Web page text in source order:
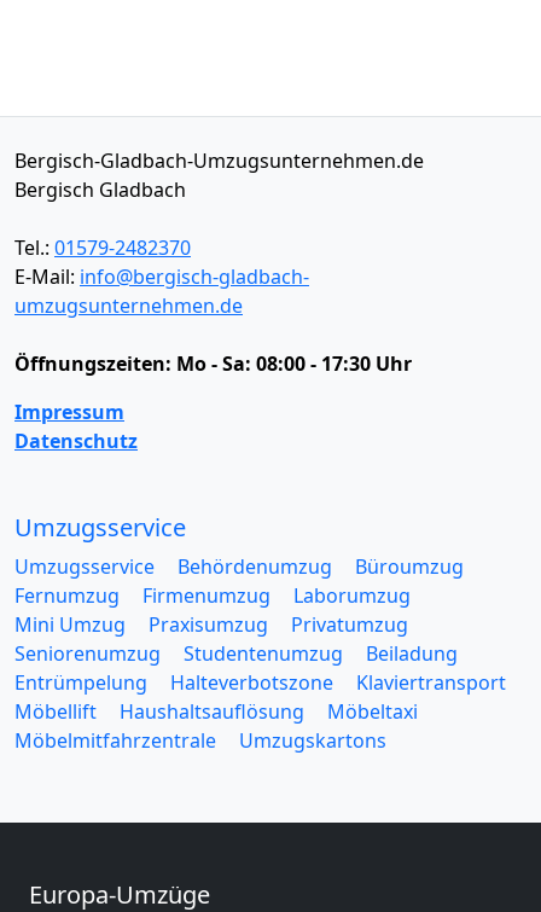
Bergisch-Gladbach-Umzugsunternehmen.de
Bergisch Gladbach
Tel.: 01579-2482370
E-Mail: info@bergisch-gladbach-
umzugsunternehmen.de
Öffnungszeiten: Mo - Sa: 08:00 - 17:30 Uhr
Impressum
Datenschutz
Umzugsservice
Umzugsservice Behördenumzug
Büroumzug
Fernumzug
Firmenumzug
Laborumzug
Mini Umzug
Praxisumzug
Privatumzug
Seniorenumzug
Studentenumzug
Beiladung
Entrümpelung
Halteverbotszone
Klaviertransport
Möbellift
Haushaltsauflösung
Möbeltaxi
Möbelmitfahrzentrale
Umzugskartons
Europa-Umzüge